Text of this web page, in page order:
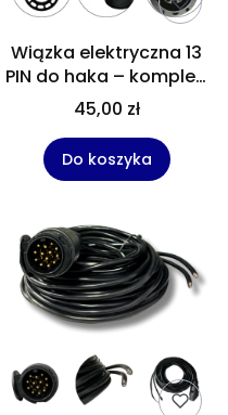
Wiązka elektryczna 13
PIN do haka – komplet:
gniazdo, osłona haka i
uchwyt montażowy
45,00 zł
Do koszyka